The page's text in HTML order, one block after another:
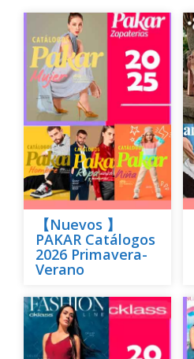
【Nuevos 】
PAKAR Catálogos
2026 Primavera-
Verano